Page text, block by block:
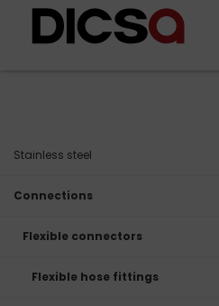
Stainless steel
Connections
Flexible connectors
Flexible hose fittings